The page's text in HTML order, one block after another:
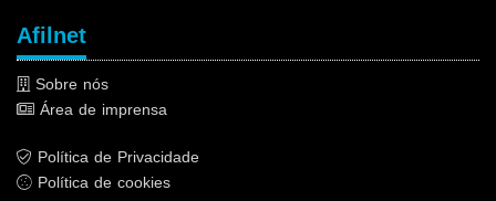
Afilnet
Sobre nós
Área de imprensa
Política de Privacidade
Política de cookies